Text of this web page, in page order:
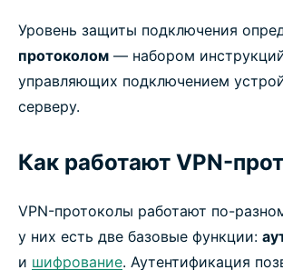
Уровень защиты подключения
протоколом — набором
управляющих подключением
серверу.
Как работают VPN-
VPN-протоколы работают по-
у них есть две базовые функции:
и шифрование. Аутентификация